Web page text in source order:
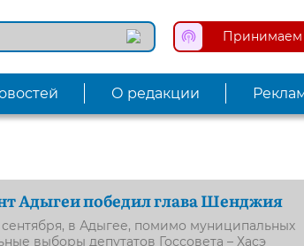
Принимаем
О редакции
Адыгеи победил глава Шенджия
сентября, в Адыгее, помимо муниципальных
выборы депутатов Госсовета – Хасэ